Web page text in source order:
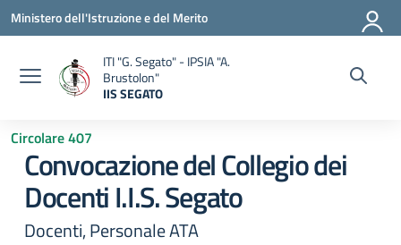
Vai ai contenuti
Vai al menu di navigazione
Vai al footer
Ministero dell'Istruzione e del Merito
ITI "G. Segato" - IPSIA "A.
Brustolon"
IIS SEGATO
Circolare 407
Convocazione del Collegio dei
Docenti I.I.S. Segato
Docenti, Personale ATA